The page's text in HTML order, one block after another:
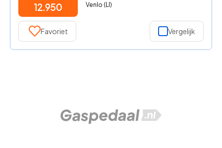
12.950 Venlo (LI)
Favoriet Vergelijk